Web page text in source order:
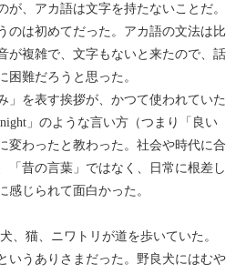
が、アカ語は文字を持たないことだ。
のは初めてだった。アカ語の文法は比
が複雑で、文字もないと来たので、話
困難だろうと思った。
」を表す挨拶が、かつて使われていた
」のような言い方（つまり「良い
変わったと教わった。社会や時代に合
「昔の言葉」ではなく、日常に根差し
感じられて面白かった。
、猫、ニワトリが道を歩いていた。
いうありさまだった。野良犬にはむや